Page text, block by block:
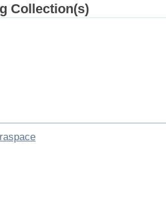
Collection(s)